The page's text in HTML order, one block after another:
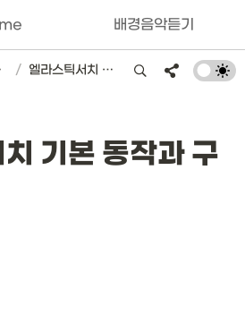
배경음악듣기
/ 엘라스틱서치 기본 동작과 구조
기본 동작과 구